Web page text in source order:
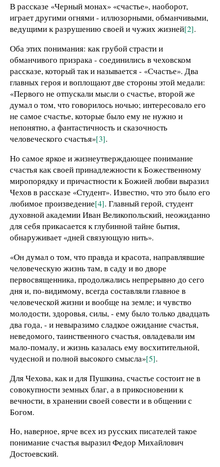
В рассказе «Черный монах» «счастье», наоборот,
играет другими огнями - иллюзорными, обманчивыми,
ведущими к разрушению своей и чужих жизней[2].
Оба этих понимания: как грубой страсти и
обманчивого призрака - соединились в чеховском
рассказе, который так и называется - «Счастье». Два
главных героя и воплощают две стороны этой медали:
«Первого не отпускали мысли о счастье, второй же
думал о том, что говорилось ночью; интересовало его
не самое счастье, которые было ему не нужно и
непонятно, а фантастичность и сказочность
человеческого счастья»[3].
Но самое яркое и жизнеутверждающее понимание
счастья как своей принадлежности к Божественному
миропорядку и причастности к Божией любви выразил
Чехов в рассказе «Студент». Известно, что это было его
любимое произведение[4]. Главный герой, студент
духовной академии Иван Великопольский, неожиданно
для себя прикасается к глубинной тайне бытия,
обнаруживает «дней связующую нить».
«Он думал о том, что правда и красота, направлявшие
человеческую жизнь там, в саду и во дворе
первосвященника, продолжались непрерывно до сего
дня и, по-видимому, всегда составляли главное в
человеческой жизни и вообще на земле; и чувство
молодости, здоровья, силы, - ему было только двадцать
два года, - и невыразимо сладкое ожидание счастья,
неведомого, таинственного счастья, овладевали им
мало-помалу, и жизнь казалась ему восхитительной,
чудесной и полной высокого смысла»[5].
Для Чехова, как и для Пушкина, счастье состоит не в
совокупности земных благ, а в прикосновении к
вечности, в хранении своей совести и в общении с
Богом.
Но, наверное, ярче всех из русских писателей такое
понимание счастья выразил Федор Михайлович
Достоевский.